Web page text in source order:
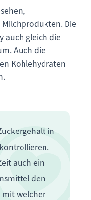
Milchprodukten. Die
auch gleich die
Auch die
Kohlehydraten
in
auch ein
den
mit welcher